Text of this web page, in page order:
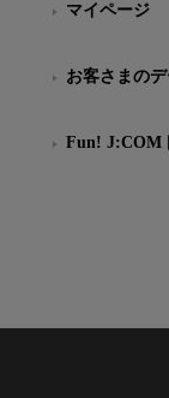
マイページ
お客さまの
Fun! J:COM